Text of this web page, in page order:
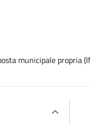
municipale propria